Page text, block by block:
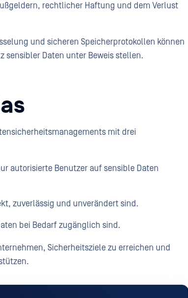
rechtlicher Haftung und dem Verlust
und sicheren Speicherprotokollen können
Daten unter Beweis stellen.
mit drei
autorisierte Benutzer auf sensible Daten
zuverlässig und unverändert sind.
bei Bedarf zugänglich sind.
Sicherheitsziele zu erreichen und